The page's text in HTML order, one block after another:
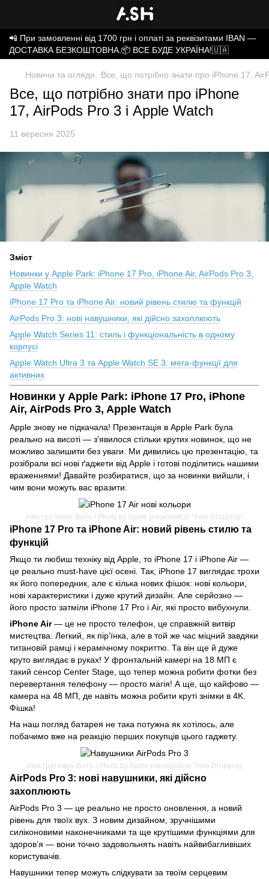
📲 При замовленні від 1700 грн і оплаті за реквізитами IBAN —
ДОСТАВКА БЕЗКОШТОВНА.📦 ВСЕ БУДЕ УКРАЇНА!🇺🇦
Новини та огляди Все, що потрібно знати про iPhone 17,
Все, що потрібно знати про iPhone
17, AirPods Pro 3 і Apple Watch
11 вересня 2025
Зміст
Новинки у Apple Park: iPhone 17 Pro, iPhone Air, AirPods Pro 3,
Apple Watch
iPhone 17 Pro та iPhone Air: новий рівень стилю та функцій
AirPods Pro 3: нові навушники, які дійсно захоплюють
Apple Watch Series 11: стиль і функціональність в одному
корпусі
Apple Watch Ultra 3 та Apple Watch SE 3: мега-функції для
активних
Новинки у Apple Park: iPhone 17 Pro, iPhone
Air, AirPods Pro 3, Apple Watch
Apple знову не підкачала! Презентація в Apple Park була
реально на висоті — з'явилося стільки крутих новинок, що не
можливо залишити без уваги. Ми дивились цю презентацію, та
розібрали всі нові ґаджети від Apple і готові поділитись нашими
враженнями! Давайте розбиратися, що за новинки вийшли, і
чим вони можуть вас вразити.
Ілюстративне фото / Photo by Apple presentation "Awe Dropping"
iPhone 17 Pro та iPhone Air: новий рівень стилю та
функцій
Якщо ти любиш техніку від Apple, то iPhone 17 і iPhone Air —
це реально must-have цієї осені. Так, iPhone 17 виглядає трохи
як його попередник, але є кілька нових фішок: нові кольори,
нові характеристики і дуже крутий дизайн. Але серйозно —
його просто затміли iPhone 17 Pro і Air, які просто вибухнули.
iPhone Air— це не просто телефон, це справжній витвір
мистецтва. Легкий, як пір’їнка, але в той же час міцний завдяки
титановій рамці і керамічному покриттю. Та він ще й дуже
круто виглядає в руках! У фронтальній камері на 18 МП є
такий сенсор Center Stage, що тепер можна робити фотки без
перевертання телефону — просто магія! А ще, що кайфово —
камера на 48 МП, де навіть можна робити круті знімки в 4K.
Фішка!
На наш погляд батарея не така потужна як хотілось, але
побачимо вже на реакцію перших покупців цього гаджету.
Ілюстративне фото / Photo by Apple presentation "Awe Dropping
AirPods Pro 3: нові навушники, які дійсно
захоплюють
AirPods Pro 3 — це реально не просто оновлення, а новий
рівень для твоїх вух. З новим дизайном, зручнішими
силіконовими наконечниками та ще крутішими функціями для
здоров’я — вони точно задовольнять навіть найвибагливіших
користувачів.
Навушники тепер можуть слідкувати за твоїм серцевим